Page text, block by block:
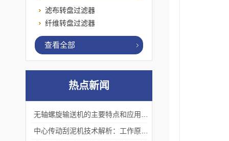
滤布转盘过滤器
纤维转盘过滤器
查看全部
热点新闻